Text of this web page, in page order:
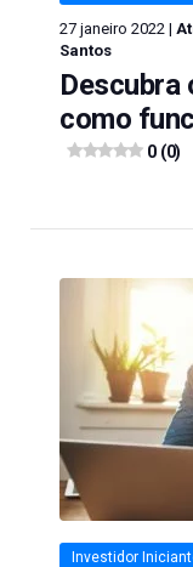
27 janeiro 2022 |
Santos
Descubra
como
0 (0)
Investidor